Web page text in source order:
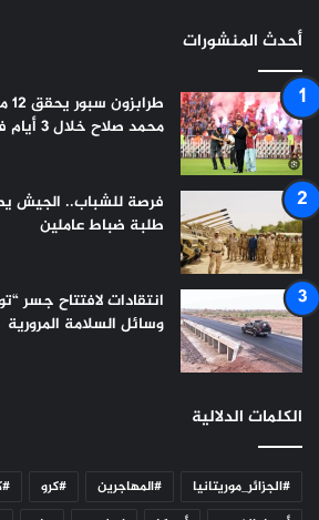
أحدث المنشورات
محمد صلاح خلال 3 أيام فقط
فرصة للشباب.. الجيش
طلبة ضباط عاملين
انتقادات لافتتاح جسر
وسائل السلامة المرورية
الكلمات الدلالية
#الجزائر_موريتانيا #المهاجرين #كرو